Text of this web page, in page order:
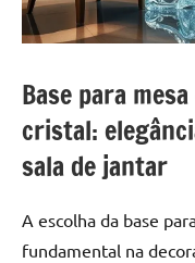
resina.
Explore
dicas
inspirações
sobre
de
madeira
Base para
cristal:
sala de jantar
A escolha da base
fundamental na